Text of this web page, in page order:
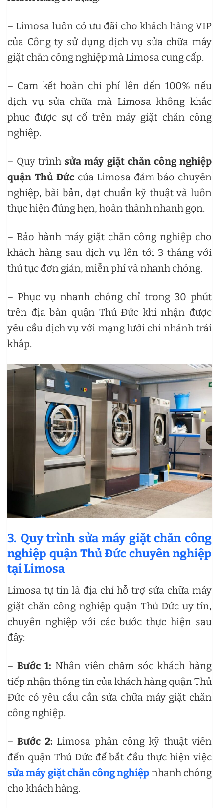
– Limosa luôn có ưu đãi cho khách hàng VIP
của Công ty sử dụng dịch vụ sửa chữa máy
giặt chăn công nghiệp mà Limosa cung cấp.
– Cam kết hoàn chi phí lên đến 100% nếu
dịch vụ sửa chữa mà Limosa không khắc
phục được sự cố trên máy giặt chăn công
nghiệp.
– Quy trình sửa máy giặt chăn công nghiệp
quận Thủ Đức của Limosa đảm bảo chuyên
nghiệp, bài bản, đạt chuẩn kỹ thuật và luôn
thực hiện đúng hẹn, hoàn thành nhanh gọn.
– Bảo hành máy giặt chăn công nghiệp cho
khách hàng sau dịch vụ lên tới 3 tháng với
thủ tục đơn giản, miễn phí và nhanh chóng.
– Phục vụ nhanh chóng chỉ trong 30 phút
trên địa bàn quận Thủ Đức khi nhận được
yêu cầu dịch vụ với mạng lưới chi nhánh trải
khắp.
3. Quy trình sửa máy giặt chăn công
nghiệp quận Thủ Đức chuyên nghiệp
tại Limosa
Limosa tự tin là địa chỉ hỗ trợ sửa chữa máy
giặt chăn công nghiệp quận Thủ Đức uy tín,
chuyên nghiệp với các bước thực hiện sau
đây:
– Bước 1: Nhân viên chăm sóc khách hàng
tiếp nhận thông tin của khách hàng quận Thủ
Đức có yêu cầu cần sửa chữa máy giặt chăn
công nghiệp.
–Bước 2: Limosa phân công kỹ thuật viên
đến quận Thủ Đức để bắt đầu thực hiện việc
sửa máy giặt chăn công nghiệp nhanh chóng
cho khách hàng.